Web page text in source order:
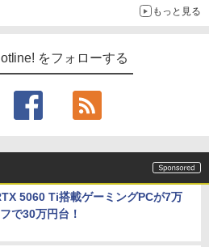
もっと見る
をフォローする
5060 Ti搭載ゲーミングPCが7万
で30万円台！